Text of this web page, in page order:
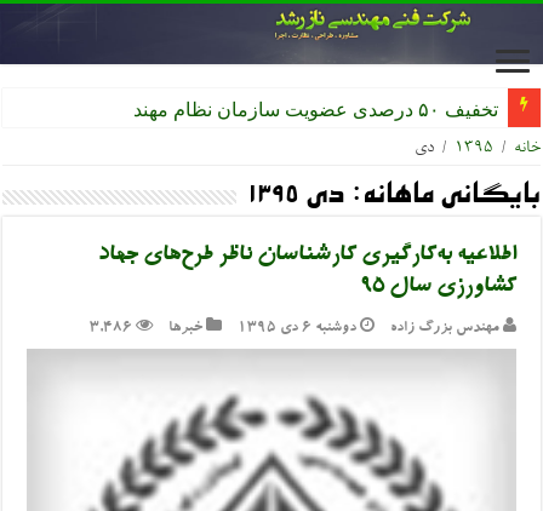
تخفیف ۵۰ درصدی عضویت سازمان نظام مهندسی کشاورزی
خانه / ۱۳۹۵ / دی
بایگانی ماهانه: دی ۱۳۹۵
اطلاعیه به‌کارگیری کارشناسان ناظر طرح‌های جهاد
کشاورزی سال ۹۵
مهندس بزرگ زاده دوشنبه ۶ دی ۱۳۹۵ خبرها 3,486